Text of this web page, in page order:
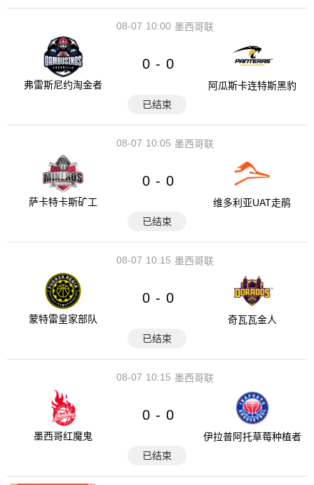
10:00
08-07 墨西哥联
弗雷斯尼约淘金者
0 - 0
阿瓜斯卡连特斯黑豹
已结束
10:05
08-07 墨西哥联
萨卡特卡斯矿工
0 - 0
维多利亚UAT走鹃
已结束
10:15
08-07 墨西哥联
蒙特雷皇家部队
0 - 0
奇瓦瓦金人
已结束
10:15
08-07 墨西哥联
墨西哥红魔鬼
0 - 0
伊拉普阿托草莓种植者
已结束